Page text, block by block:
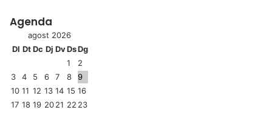
Agenda
agost 2026
Dl DtDc Dj DvDsDg
1
2
3
4 5 6 7 8
9
10 11 12 13 14 15 16
17 18 19 2021 22 23